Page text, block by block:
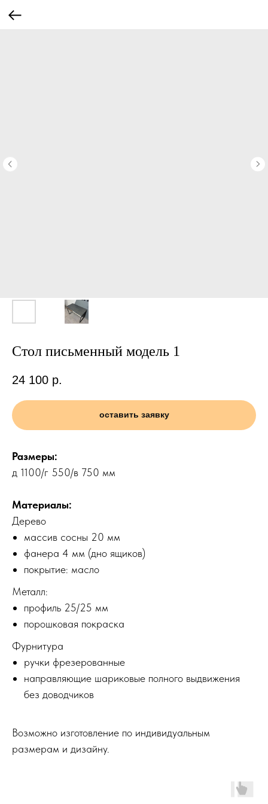
Стол письменный модель 1
24 100 р.
оставить заявку
Размеры:
д 1100/г 550/в 750 мм
Материалы:
Дерево
массив сосны 20 мм
фанера 4 мм (дно ящиков)
покрытие: масло
Металл:
профиль 25/25 мм
порошковая покраска
Фурнитура
ручки фрезерованные
направляющие шариковые полного выдвижения
без доводчиков
Возможно изготовление по индивидуальным
размерам и дизайну.